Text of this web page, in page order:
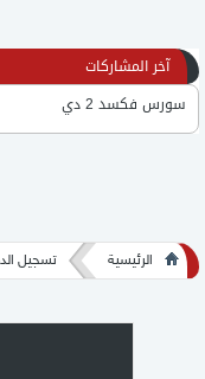
آخر المشاركات
سورس فكسد 2 دي
شرح عمل سيرفر كونكر
الرئيسية تسجيل